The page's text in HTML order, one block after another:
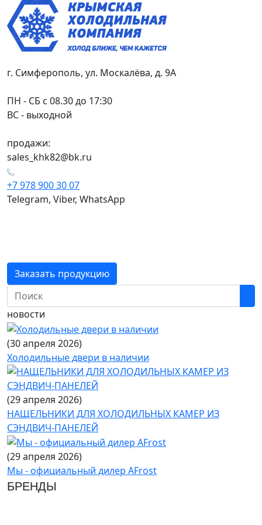
г. Симферополь, ул. Москалёва, д. 9А
ПН - СБ с 08.30 до 17:30
ВС - выходной
продажи:
sales_khk82@bk.ru
+7 978 900 30 07
Telegram, Viber, WhatsApp
Заказать продукцию
новости
(30 апреля 2026)
Холодильные двери в наличии
(29 апреля 2026)
НАЩЕЛЬНИКИ ДЛЯ ХОЛОДИЛЬНЫХ КАМЕР ИЗ
СЭНДВИЧ-ПАНЕЛЕЙ
(29 апреля 2026)
Мы - официальный дилер AFrost
БРЕНДЫ